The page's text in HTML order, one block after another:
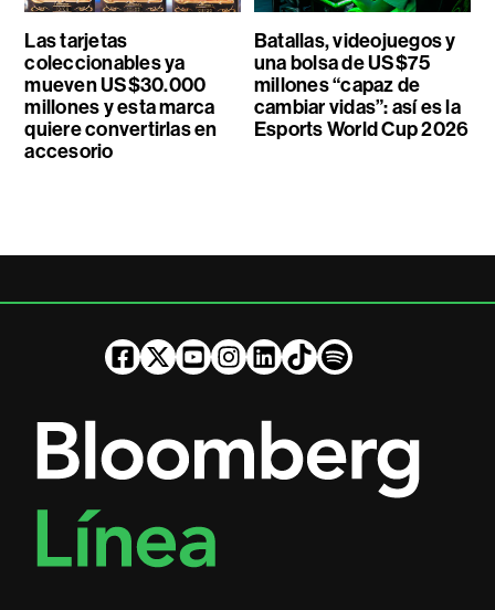
Las tarjetas
coleccionables ya
mueven US$30.000
millones y esta marca
quiere convertirlas en
accesorio
Batallas, videojuegos y
una bolsa de US$75
millones “capaz de
cambiar vidas”: así es la
Esports World Cup 2026